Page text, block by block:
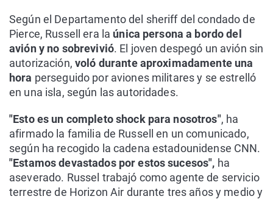
Según el Departamento del sheriff del condado de
Pierce, Russell era la única persona a bordo del
avión y no sobrevivió. El joven despegó un avión sin
autorización, voló durante aproximadamente una
hora perseguido por aviones militares y se estrelló
en una isla, según las autoridades.
"Esto es un completo shock para nosotros", ha
afirmado la familia de Russell en un comunicado,
según ha recogido la cadena estadounidense CNN.
"Estamos devastados por estos sucesos", ha
aseverado. Russel trabajó como agente de servicio
terrestre de Horizon Air durante tres años y medio y